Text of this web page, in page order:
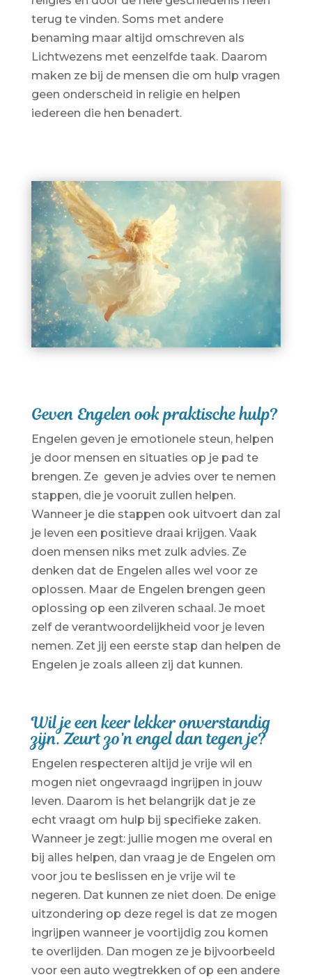
terug te vinden. Soms met andere
benaming maar altijd omschreven als
Lichtwezens met eenzelfde taak. Daarom
maken ze bij de mensen die om hulp vragen
geen onderscheid in religie en helpen
iedereen die hen benadert.
Geven Engelen ook praktische hulp?
Engelen geven je emotionele steun, helpen
je door mensen en situaties op je pad te
brengen. Ze geven je advies over te nemen
stappen, die je vooruit zullen helpen.
Wanneer je die stappen ook uitvoert dan zal
je leven een positieve draai krijgen. Vaak
doen mensen niks met zulk advies. Ze
denken dat de Engelen alles wel voor ze
oplossen. Maar de Engelen brengen geen
oplossing op een zilveren schaal. Je moet
zelf de verantwoordelijkheid voor je leven
nemen. Zet jij een eerste stap dan helpen de
Engelen je zoals alleen zij dat kunnen.
Wil je een keer lekker onverstandig
zijn. Zeurt zo’n engel dan tegen je?
Engelen respecteren altijd je vrije wil en
mogen niet ongevraagd ingrijpen in jouw
leven. Daarom is het belangrijk dat je ze
echt vraagt om hulp bij specifieke zaken.
Wanneer je zegt: jullie mogen me overal en
bij alles helpen, dan vraag je de Engelen om
voor jou te beslissen en je vrije wil te
negeren. Dat kunnen ze niet doen. De enige
uitzondering op deze regel is dat ze mogen
ingrijpen wanneer je voortijdig zou komen
te overlijden. Dan mogen ze je bijvoorbeeld
voor een auto wegtrekken of op een andere